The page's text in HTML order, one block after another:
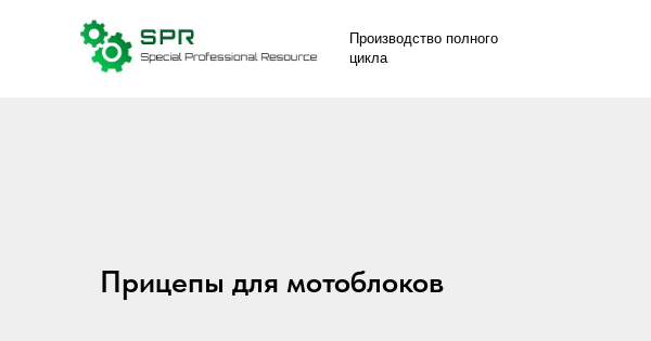
Производство полного
цикла
Прицепы для мотоблоков